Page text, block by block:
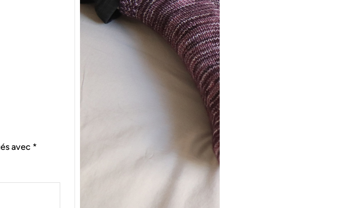
avec *
{Tricot} Le défi 2026 :
Je tricote mes
socquettes
C’est la 4ème année
consécutive que
j’organise un défi de…